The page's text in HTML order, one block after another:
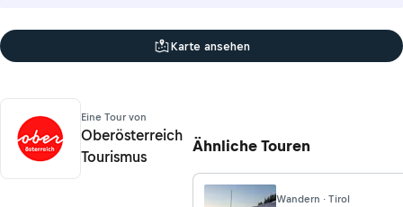
Karte ansehen
Eine Tour von
Oberösterreich
Tourismus
Ähnliche Touren
Wandern · Tirol